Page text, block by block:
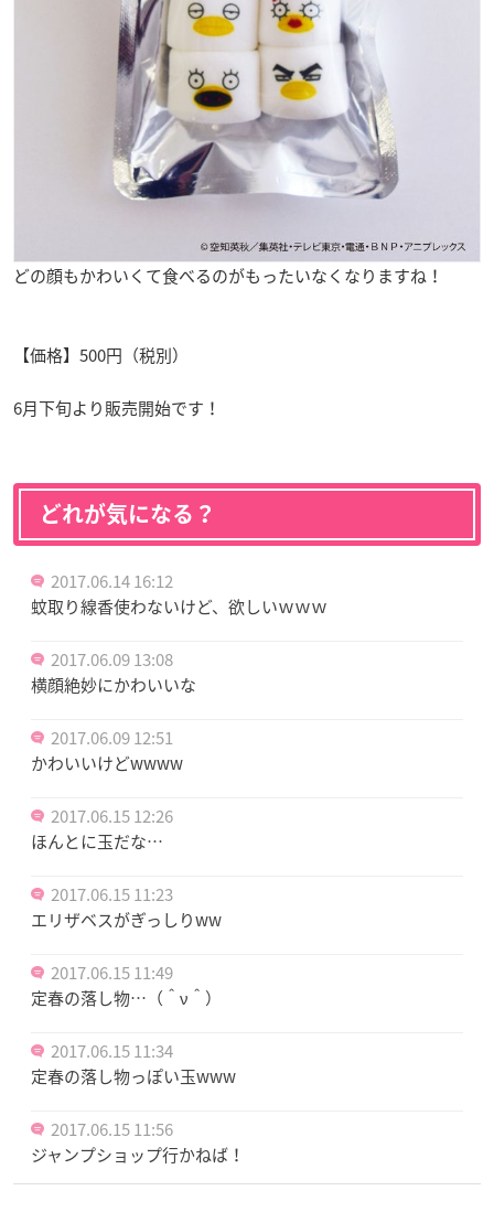
どの顔もかわいくて食べるのがもったいなくなりますね！
【価格】500円（税別）
6月下旬より販売開始です！
どれが気になる？
2017.06.14 16:12
蚊取り線香使わないけど、欲しいｗｗｗ
2017.06.09 13:08
横顔絶妙にかわいいな
2017.06.09 12:51
かわいいけどwwww
2017.06.15 12:26
ほんとに玉だな…
2017.06.15 11:23
エリザベスがぎっしりww
2017.06.15 11:49
定春の落し物…（＾ν＾）
2017.06.15 11:34
定春の落し物っぽい玉www
2017.06.15 11:56
ジャンプショップ行かねば！